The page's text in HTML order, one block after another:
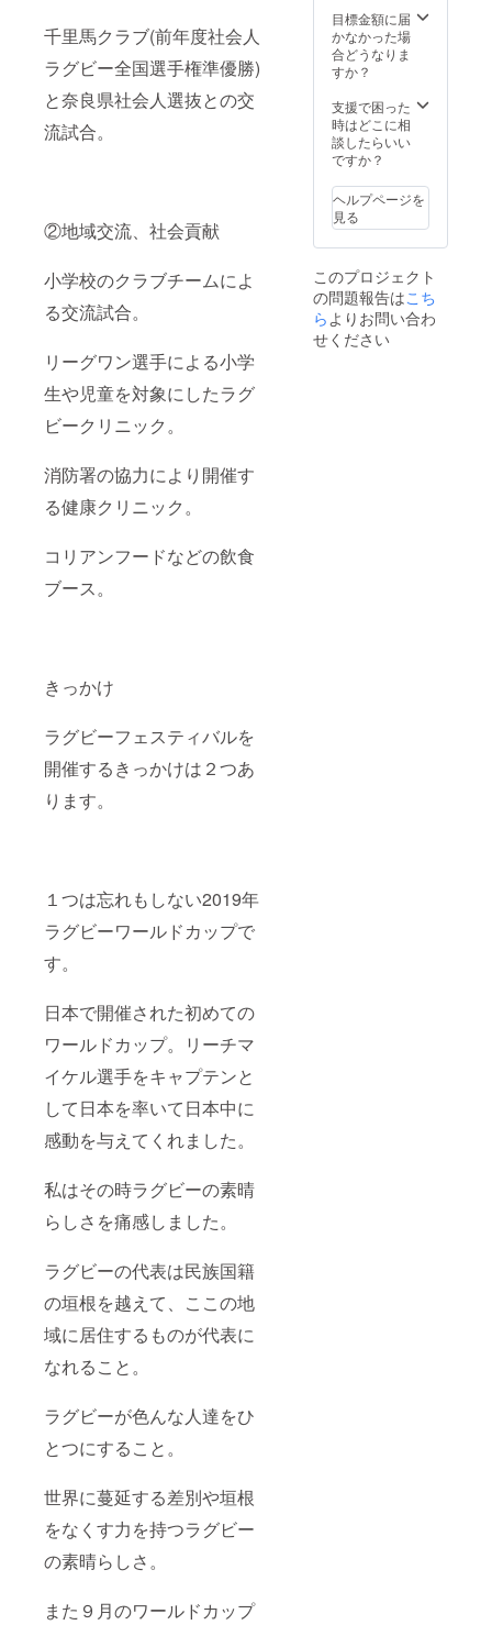
千里馬クラブ(前年度社会人
ラグビー全国選手権準優勝)
と奈良県社会人選抜との交
流試合。
②地域交流、社会貢献
小学校のクラブチームによ
る交流試合。
リーグワン選手による小学
生や児童を対象にしたラグ
ビークリニック。
消防署の協力により開催す
る健康クリニック。
コリアンフードなどの飲食
ブース。
きっかけ
ラグビーフェスティバルを
開催するきっかけは２つあ
ります。
１つは忘れもしない2019年
ラグビーワールドカップで
す。
日本で開催された初めての
ワールドカップ。リーチマ
イケル選手をキャプテンと
して日本を率いて日本中に
感動を与えてくれました。
私はその時ラグビーの素晴
らしさを痛感しました。
ラグビーの代表は民族国籍
の垣根を越えて、ここの地
域に居住するものが代表に
なれること。
ラグビーが色んな人達をひ
とつにすること。
世界に蔓延する差別や垣根
をなくす力を持つラグビー
の素晴らしさ。
また９月のワールドカップ
りま
す。 希
望色を
す。 備
考欄
に、サ
イズと
をご記
入くだ
さい。
・動画
内容：
フェス
スト映
像、イ
ンタ
ビュー
録時
間：６
分~８分
（予
・提供
方法：
視聴用
のURL
をメー
目標金額に届
かなかった場
合どうなりま
すか？
支援で困った
時はどこに相
談したらいい
ですか？
ヘルプページを
見る
このプロジェクト
の問題報告はこち
らよりお問い合わ
せください